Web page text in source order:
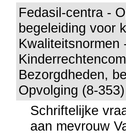
Fedasil-centra -
begeleiding voor
Kwaliteitsnormen
Bezorgdheden,
Opvolging (8-353)
Schriftelijke
aan mevrouw